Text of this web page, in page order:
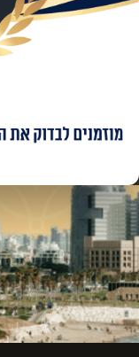
מאשר/ת קבלת